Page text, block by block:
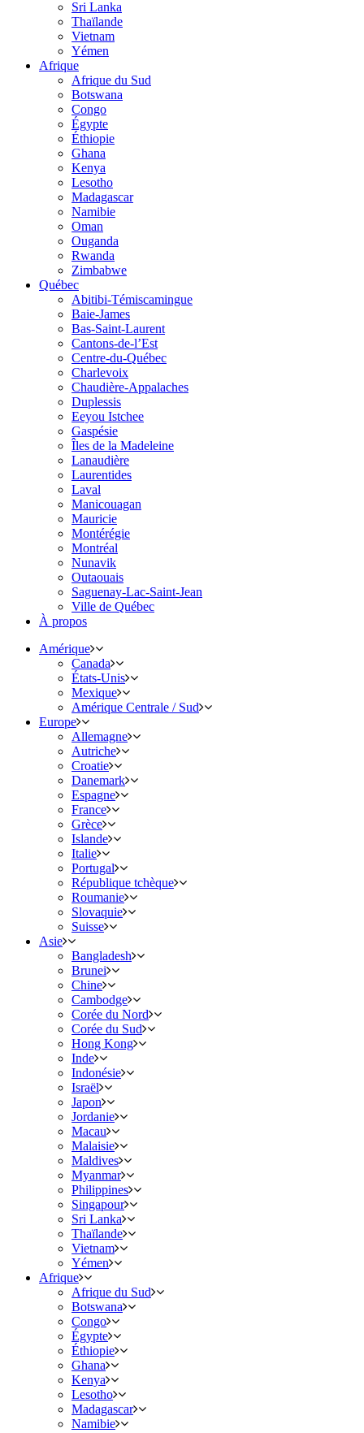
Sri Lanka
Thaïlande
Vietnam
Yémen
Afrique
Afrique du Sud
Botswana
Congo
Égypte
Éthiopie
Ghana
Kenya
Lesotho
Madagascar
Namibie
Oman
Ouganda
Rwanda
Zimbabwe
Québec
Abitibi-Témiscamingue
Baie-James
Bas-Saint-Laurent
Cantons-de-l’Est
Centre-du-Québec
Charlevoix
Chaudière-Appalaches
Duplessis
Eeyou Istchee
Gaspésie
Îles de la Madeleine
Lanaudière
Laurentides
Laval
Manicouagan
Mauricie
Montérégie
Montréal
Nunavik
Outaouais
Saguenay-Lac-Saint-Jean
Ville de Québec
À propos
Amérique
Canada
États-Unis
Mexique
Amérique Centrale / Sud
Europe
Allemagne
Autriche
Croatie
Danemark
Espagne
France
Grèce
Islande
Italie
Portugal
République tchèque
Roumanie
Slovaquie
Suisse
Asie
Bangladesh
Brunei
Chine
Cambodge
Corée du Nord
Corée du Sud
Hong Kong
Inde
Indonésie
Israël
Japon
Jordanie
Macau
Malaisie
Maldives
Myanmar
Philippines
Singapour
Sri Lanka
Thaïlande
Vietnam
Yémen
Afrique
Afrique du Sud
Botswana
Congo
Égypte
Éthiopie
Ghana
Kenya
Lesotho
Madagascar
Namibie